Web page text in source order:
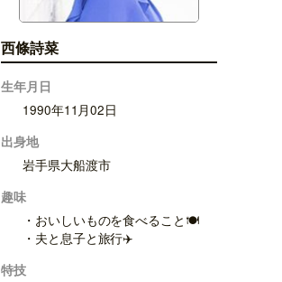
西條詩菜
生年月日
1990年11月02日
出身地
岩手県大船渡市
趣味
・おいしいものを食べること🍽️
・夫と息子と旅行✈️
特技